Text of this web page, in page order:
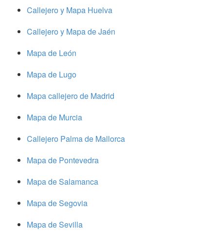
Callejero y Mapa Huelva
Callejero y Mapa de Jaén
Mapa de León
Mapa de Lugo
Mapa callejero de Madrid
Mapa de Murcia
Callejero Palma de Mallorca
Mapa de Pontevedra
Mapa de Salamanca
Mapa de Segovia
Mapa de Sevilla